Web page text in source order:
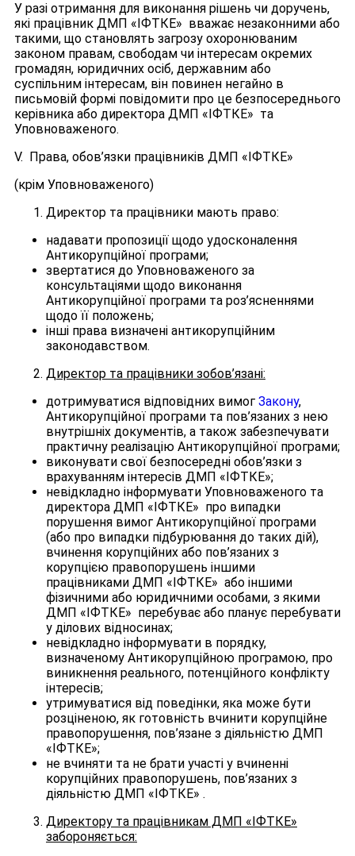
У разі отримання для виконання рішень чи доручень,
які працівник ДМП «ІФТКЕ» вважає незаконними або
такими, що становлять загрозу охоронюваним
законом правам, свободам чи інтересам окремих
громадян, юридичних осіб, державним або
суспільним інтересам, він повинен негайно в
письмовій формі повідомити про це безпосереднього
керівника або директора ДМП «ІФТКЕ» та
Уповноваженого.
V. Права, обов’язки працівників ДМП «ІФТКЕ»
(крім Уповноваженого)
Директор та працівники мають право:
надавати пропозиції щодо удосконалення
Антикорупційної програми;
звертатися до Уповноваженого за
консультаціями щодо виконання
Антикорупційної програми та роз’ясненнями
щодо її положень;
інші права визначені антикорупційним
законодавством.
Директор та працівники зобов’язані:
дотримуватися відповідних вимог Закону,
Антикорупційної програми та пов’язаних з нею
внутрішніх документів, а також забезпечувати
практичну реалізацію Антикорупційної програми;
виконувати свої безпосередні обов’язки з
врахуванням інтересів ДМП «ІФТКЕ»;
невідкладно інформувати Уповноваженого та
директора ДМП «ІФТКЕ» про випадки
порушення вимог Антикорупційної програми
(або про випадки підбурювання до таких дій),
вчинення корупційних або пов’язаних з
корупцією правопорушень іншими
працівниками ДМП «ІФТКЕ» або іншими
фізичними або юридичними особами, з якими
ДМП «ІФТКЕ» перебуває або планує перебувати
у ділових відносинах;
невідкладно інформувати в порядку,
визначеному Антикорупційною програмою, про
виникнення реального, потенційного конфлікту
інтересів;
утримуватися від поведінки, яка може бути
розціненою, як готовність вчинити корупційне
правопорушення, пов’язане з діяльністю ДМП
«ІФТКЕ»;
не вчиняти та не брати участі у вчиненні
корупційних правопорушень, пов’язаних з
діяльністю ДМП «ІФТКЕ» .
Директору та працівникам ДМП «ІФТКЕ»
забороняється: